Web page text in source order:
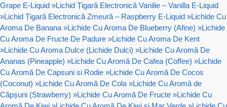
Grape E-Liquid »Lichid Țigară Electronică Vanilie – Vanilla E-Liquid
»Lichid Țigară Electronică Zmeură – Raspberry E-Liquid »Lichide Cu
Aroma De Banana »Lichide Cu Aroma De Blueberry (Afine) »Lichide
Cu Aroma De Fructe De Padure »Lichide Cu Aroma De Kent
»Lichide Cu Aroma Dulce (Lichide Dulci) »Lichide Cu Aromă De
Ananas (Pineapple) »Lichide Cu Aromă De Cafea (Coffee) »Lichide
Cu Aromă De Capsuni si Rodie »Lichide Cu Aromă De Cocos
(Coconut) »Lichide Cu Aromă De Cola »Lichide Cu Aromă de
Căpșuni (Strawberry) »Lichide Cu Aromă De Fructe »Lichide Cu